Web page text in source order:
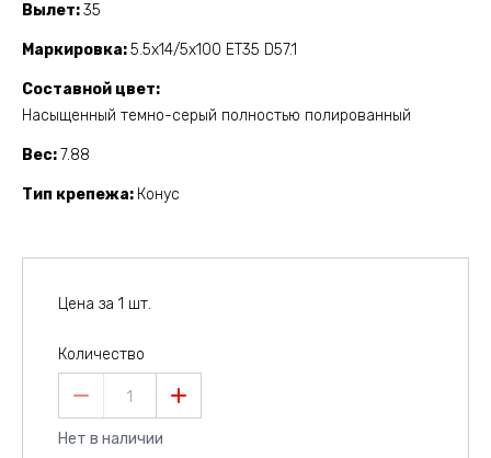
Вылет 35
Маркировка 5.5x14/5x100 ET35 D57.1
Составной цвет
Насыщенный темно-серый полностью полированный
Вес 7.88
Тип крепежа Конус
Цена за 1 шт.
Количество
1
Нет в наличии